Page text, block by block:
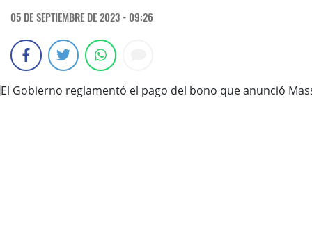
05 DE SEPTIEMBRE DE 2023 - 09:26